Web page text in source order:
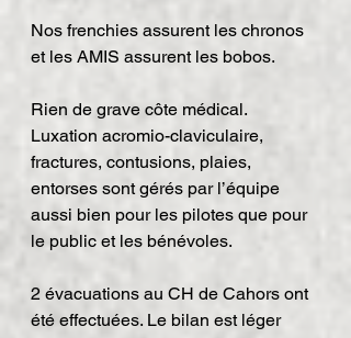
Nos frenchies assurent les chronos
et les AMIS assurent les bobos.
Rien de grave côte médical.
Luxation acromio-claviculaire,
fractures, contusions, plaies,
entorses sont gérés par l’équipe
aussi bien pour les pilotes que pour
le public et les bénévoles.
2 évacuations au CH de Cahors ont
été effectuées. Le bilan est léger